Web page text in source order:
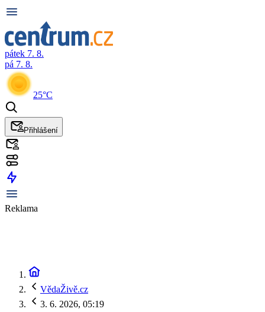
pátek 7. 8.
pá 7. 8.
25°C
Přihlášení
Reklama
VědaŽivě.cz
3. 6. 2026, 05:19